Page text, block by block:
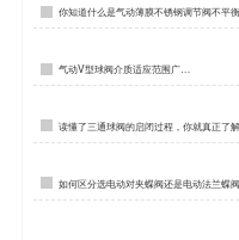
你知道什么是气动薄膜不锈钢调节阀不平
气动V型球阀介质适应范围广…
读懂了三通球阀的启闭过程，你就真正了
如何区分选电动对夹蝶阀还是电动法兰蝶